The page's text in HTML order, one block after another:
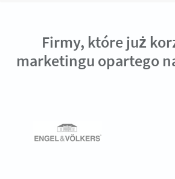
Firmy, które już
marketingu opartego